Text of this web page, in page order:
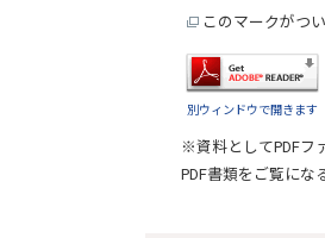
このマークがつ
別ウィンドウで開きます
※資料としてPDFフ
PDF書類をご覧にな